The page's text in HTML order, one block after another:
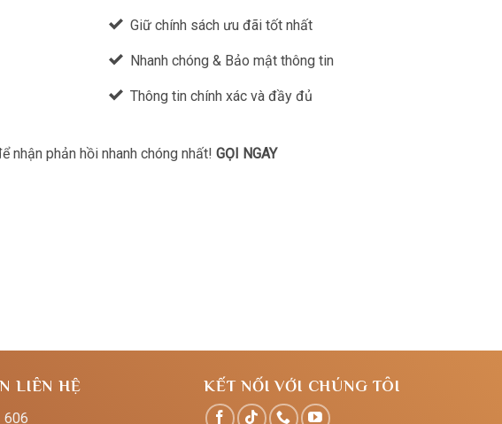
Giữ chính sách ưu đãi tốt nhất
Nhanh chóng & Bảo mật thông tin
Thông tin chính xác và đầy đủ
nhận phản hồi nhanh chóng nhất! GỌI NGAY
LIÊN HỆ
606
KẾT NỐI VỚI CHÚNG TÔI